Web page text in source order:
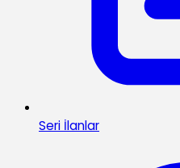
Seri İlanlar